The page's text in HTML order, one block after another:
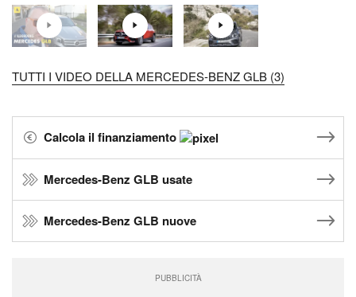
TUTTI I VIDEO DELLA MERCEDES-BENZ GLB (3)
Calcola il finanziamento
Mercedes-Benz GLB usate
Mercedes-Benz GLB nuove
PUBBLICITÀ